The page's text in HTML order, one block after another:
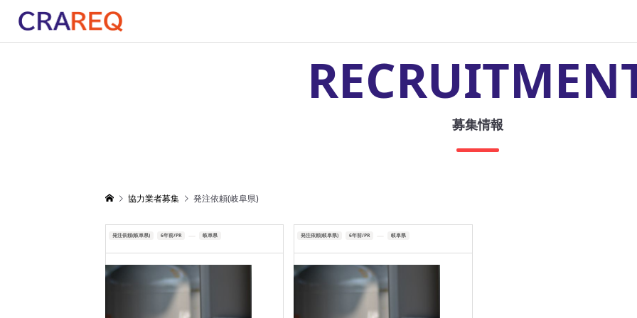
募集情報
協力業者募集 発注依頼(岐阜県)
発注依頼(岐阜県) 6年前/PR 岐阜県 発注依頼(岐阜県) 6年前/PR 岐阜県